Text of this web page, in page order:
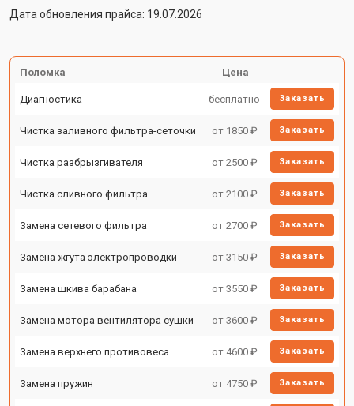
Дата обновления прайса: 19.07.2026
Поломка Цена
Диагностика бесплатно Заказать
Чистка заливного фильтра-сеточки от 1850 ₽ Заказать
Чистка разбрызгивателя от 2500 ₽ Заказать
Чистка сливного фильтра от 2100 ₽ Заказать
Замена сетевого фильтра от 2700 ₽ Заказать
Замена жгута электропроводки от 3150 ₽ Заказать
Замена шкива барабана от 3550 ₽ Заказать
Замена мотора вентилятора сушки от 3600 ₽ Заказать
Замена верхнего противовеса от 4600 ₽ Заказать
Замена пружин от 4750 ₽ Заказать